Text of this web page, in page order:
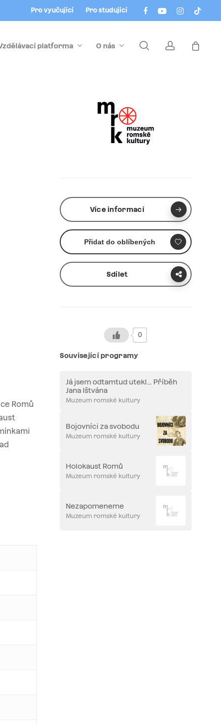
facebookyoutubeinstagram
tiktok
Pro vyučující Pro studující
platforma O nás searchaccount
Romů
Více informací
Přidat do oblíbených
Sdílet
0
Související programy
Já jsem odtamtud utekl… Příběh
Jana Ištvána
Muzeum romské kultury
Bojovníci za svobodu
Muzeum romské kultury
Holokaust Romů
Muzeum romské kultury
Nezapomeneme
Muzeum romské kultury
Menu